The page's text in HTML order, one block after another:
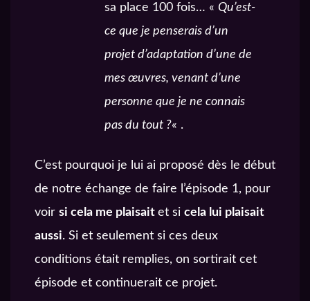
sa place 100 fois… «Qu’est-
ce que je penserais d’un
projet d’adaptation d’une de
mes œuvres, venant d’une
personne que je ne connais
pas du tout ?« .
C’est pourquoi je lui ai proposé dès le début
de notre échange de faire l’épisode 1, pour
voir si cela me plaisait et si cela lui plaisait
aussi. Si et seulement si ces deux
conditions était remplies, on sortirait cet
épisode et continuerait ce projet.